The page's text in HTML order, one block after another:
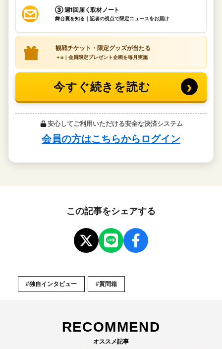
この記事をシェアする
#独自インタビュー #質問箱
RECOMMEND
オススメ記事